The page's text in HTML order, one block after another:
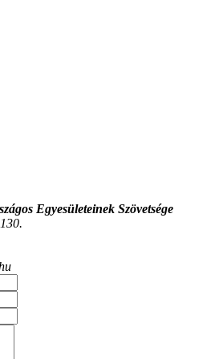
Egyesületeinek Szövetsége